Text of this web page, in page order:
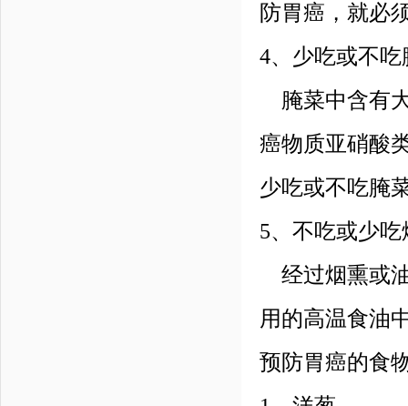
防胃癌，就必
4、少吃或不吃
腌菜中含有
癌物质亚硝酸
少吃或不吃腌
5、不吃或少
经过烟熏或
用的高温食油
预防胃癌的食